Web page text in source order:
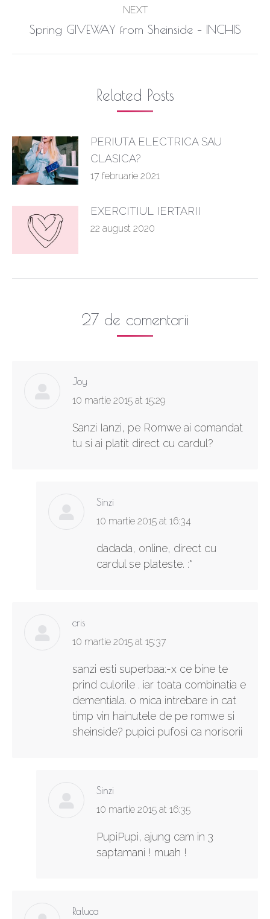
NEXT
Next
Spring GIVEWAY from Sheinside – INCHIS
Related Posts
PERIUTA ELECTRICA SAU
CLASICA?
17 februarie 2021
EXERCITIUL IERTARII
22 august 2020
27 de comentarii
Joy
says:
10 martie 2015 at 15:29
Sanzi Ianzi, pe Romwe ai comandat
tu si ai platit direct cu cardul?
Sinzi
says:
10 martie 2015 at 16:34
dadada, online, direct cu
cardul se plateste. :*
cris
says:
10 martie 2015 at 15:37
sanzi esti superbaa:-x ce bine te
prind culorile . iar toata combinatia e
dementiala. o mica intrebare in cat
timp vin hainutele de pe romwe si
sheinside? pupici pufosi ca norisorii
Sinzi
says:
10 martie 2015 at 16:35
PupiPupi, ajung cam in 3
saptamani ! muah !
Raluca